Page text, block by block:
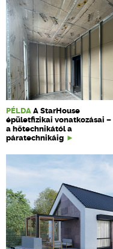
PÉLDA A StarHouse
épületfizikai vonatkozásai –
a hőtechnikától a
páratechnikáig